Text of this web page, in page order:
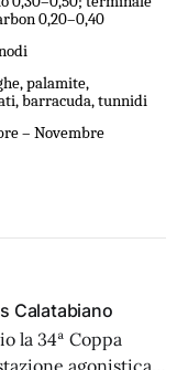
0,20–0,40
palamite,
barracuda, tunnidi
– Novembre
Calatabiano
la 34ª Coppa
agonistica